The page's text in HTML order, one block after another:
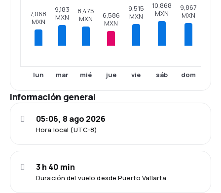
7,068
MXN
lun
9,183
MXN
mar
8,475
MXN
mié
6,586
MXN
jue
9,515
MXN
vie
10,868
MXN
sáb
9,867
MXN
dom
Información general
Hora local (UTC-8)
05:06, 8 ago 2026
Duración del vuelo desde Puerto Vallarta
3 h 40 min